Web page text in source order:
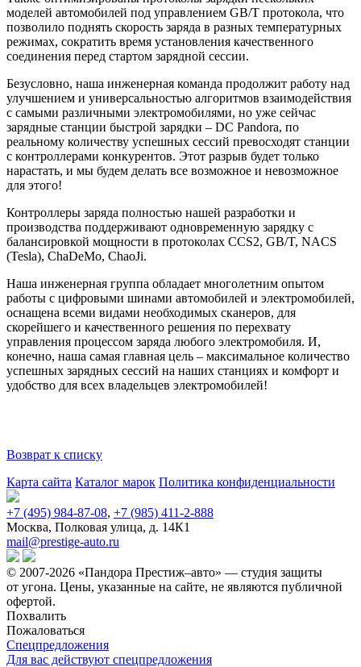
моделей автомобилей под управлением GB/T протокола, что
позволило поднять скорость заряда в разных температурных
режимах, сократить время установления качественного
соединения перед стартом зарядной сессии.
Безусловно, наша инженерная команда продолжит работу над
улучшением и универсальностью алгоритмов взаимодействия
с самыми различными электромобилями, но уже сейчас
зарядные станции быстрой зарядки – DC Pandora, по
реальному количеству успешных сессий превосходят станции
с контроллерами конкурентов. Этот разрыв будет только
нарастать, и мы будем делать все возможное и невозможное
для этого!
Контроллеры заряда полностью нашей разработки и
производства поддерживают одновременную зарядку с
балансировкой мощности в протоколах CCS2, GB/T, NACS
(Tesla), ChaDeMo, ChaoJi.
Наша инженерная группа обладает многолетним опытом
работы с цифровыми шинами автомобилей и электромобилей,
оснащена всеми видами необходимых сканеров, для
скорейшего и качественного решения по перехвату
управления процессом заряда любого электромобиля. И,
конечно, наша самая главная цель – максимальное количество
успешных зарядных сессий на наших станциях и комфорт и
удобство для всех владельцев электромобилей!
Возврат к списку
Карта сайта Каталог марок Политика конфиденциальности
+7 (495) 984-87-08, +7 (985) 411-2-888
Москва, Полковая улица, д. 14К1
mail@prestige-auto.ru
© 2007-2026 «Пандора Престиж–авто» — студия защиты
от угона. Цены, указанные на сайте, не являются публичной
офертой.
Похвалить
Пожаловаться
Спецпредложения
Для вас действуют спецпредложения